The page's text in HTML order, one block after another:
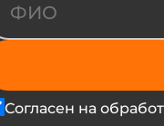
Согласен на